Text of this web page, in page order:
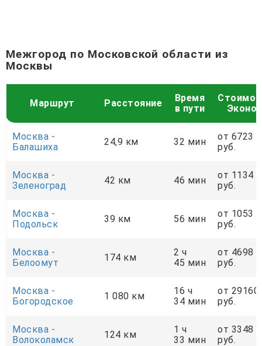
Межгород по Московской области из
Москвы
Маршрут Расстояние
Время
в пути
Москва -
Балашиха
24,9 км 32 мин
от 6723
руб.
Москва -
Зеленоград
42 км 46 мин
от 1134
руб.
Москва -
Подольск
39 км 56 мин
от 1053
руб.
Москва -
Белоомут
174 км
2 ч
45 мин
от 4698
руб.
Москва -
Богородское
1 080 км
16 ч
34 мин
от 29160
руб.
Москва -
Волоколамск
124 км
1 ч
33 мин
от 3348
руб.